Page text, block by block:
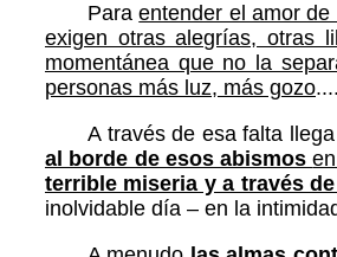
Paraentender el amor de
exigen otras alegrías, otras
momentánea que no la
personas más luz, más gozo
A través de esa falta
al borde de esos abismos
terrible miseria y a través
inolvidable día – en la